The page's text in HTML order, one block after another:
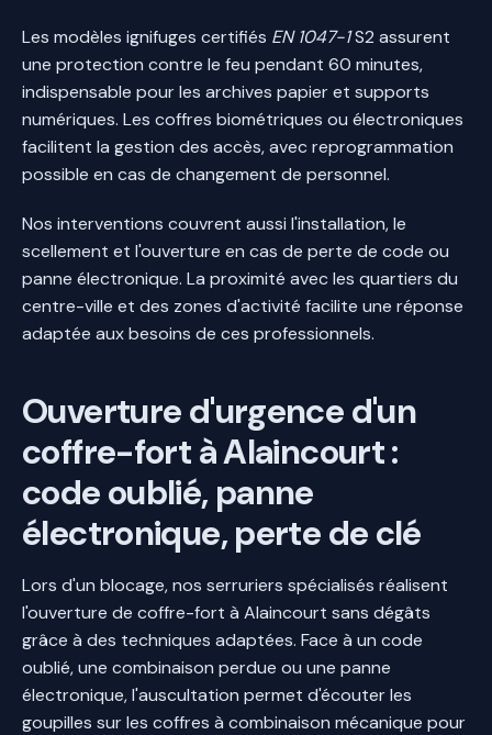
Les modèles ignifuges certifiés EN 1047-1S2 assurent
une protection contre le feu pendant 60 minutes,
indispensable pour les archives papier et supports
numériques. Les coffres biométriques ou électroniques
facilitent la gestion des accès, avec reprogrammation
possible en cas de changement de personnel.
Nos interventions couvrent aussi l'installation, le
scellement et l'ouverture en cas de perte de code ou
panne électronique. La proximité avec les quartiers du
centre-ville et des zones d'activité facilite une réponse
adaptée aux besoins de ces professionnels.
Ouverture d'urgence d'un
coffre-fort à Alaincourt :
code oublié, panne
électronique, perte de clé
Lors d'un blocage, nos serruriers spécialisés réalisent
l'ouverture de coffre-fort à Alaincourt sans dégâts
grâce à des techniques adaptées. Face à un code
oublié, une combinaison perdue ou une panne
électronique, l'auscultation permet d'écouter les
goupilles sur les coffres à combinaison mécanique pour